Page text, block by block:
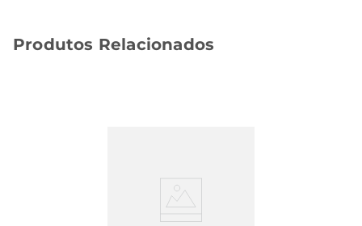
Produtos Relacionados